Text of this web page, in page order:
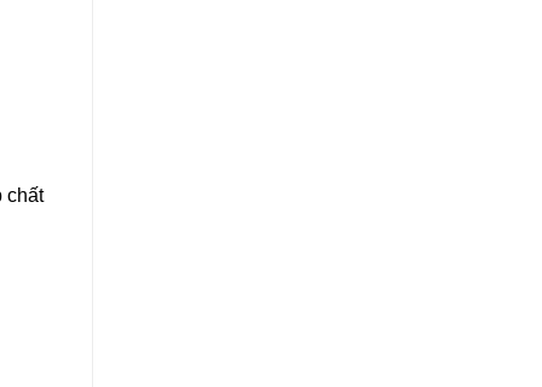
chất